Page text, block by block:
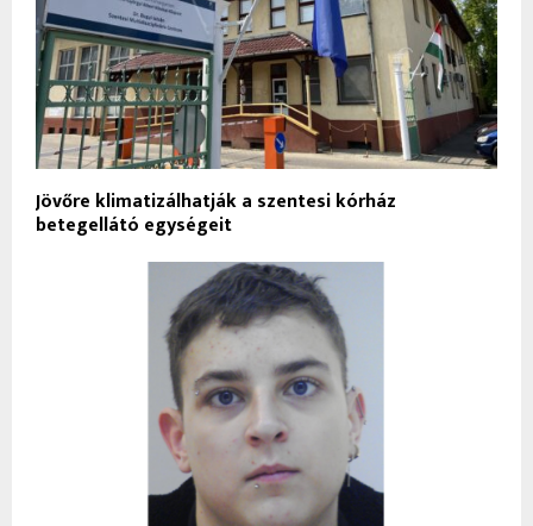
Jövőre klimatizálhatják a szentesi kórház
betegellátó egységeit